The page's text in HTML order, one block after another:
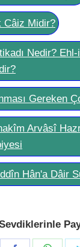
Câiz Midir?
Nedir?
Gereken
Arvâsî
Hân'a Dâir